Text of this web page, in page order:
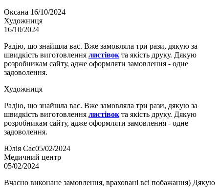
Оксана 16/10/2024
Художниця
16/10/2024
Радію, що знайшла вас. Вже замовляла три рази, дякую за
швидкість виготовлення листівок та якість друку. Дякую
розробникам сайту, адже оформляти замовлення - одне
задоволення.
Художниця
Радію, що знайшла вас. Вже замовляла три рази, дякую за
швидкість виготовлення листівок та якість друку. Дякую
розробникам сайту, адже оформляти замовлення - одне
задоволення.
Юлія Сас05/02/2024
Медичний центр
05/02/2024
Вчасно виконане замовлення, враховані всі побажання) Дякую